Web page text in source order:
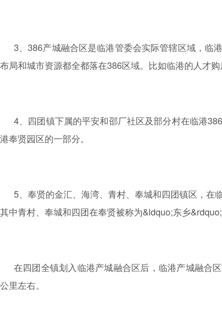
3、386产城融合区是临港管委会实际管辖区域，临
布局和城市资源都全都落在386区域。比如临港的人才
4、四团镇下属的平安和邵厂社区及部分村在临港
港奉贤园区的一部分。
5、奉贤的金汇、海湾、青村、奉城和四团镇区，在
其中青村、奉城和四团在奉贤被称为&ldquo;东乡
在四团全镇划入临港产城融合区后，临港产城融合
公里左右。